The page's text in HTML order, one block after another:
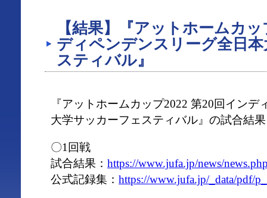
【結果】『アットホームカ
ディペンデンスリーグ全日
スティバル』
『アットホームカップ2022 第20回イン
大学サッカーフェスティバル』の試合結
〇1回戦
試合結果： https://www.jufa.jp/news/
公式記録集： https://www.jufa.jp/_data/pdf/